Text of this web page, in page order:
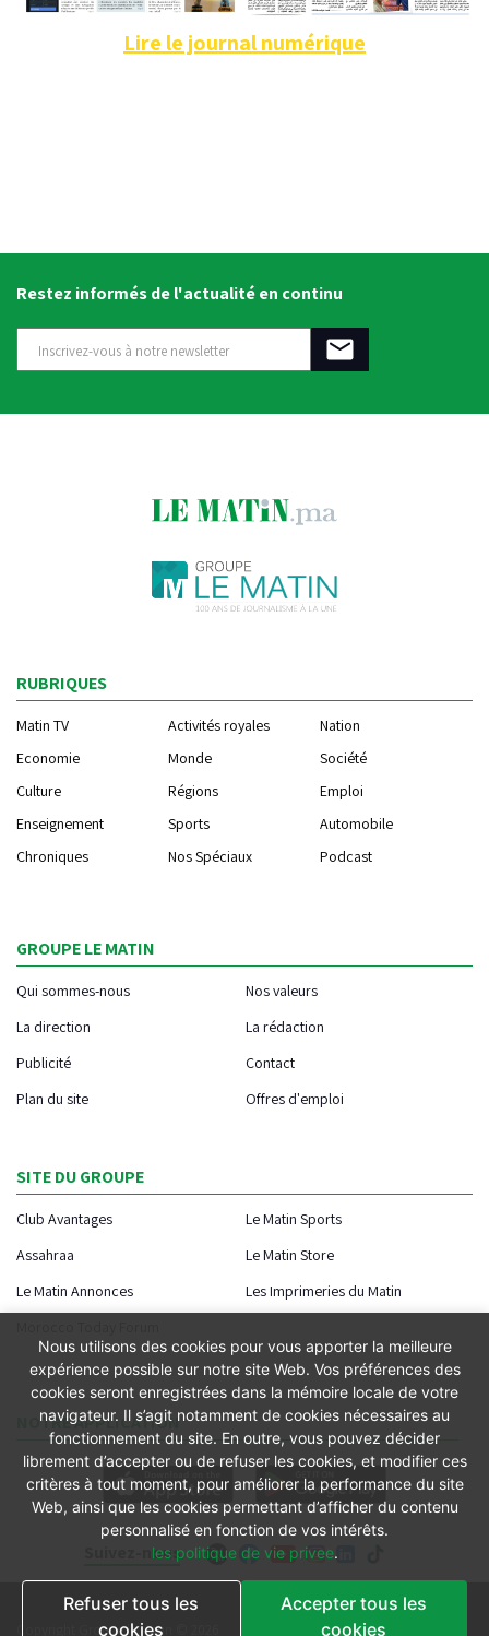
Lire le journal numérique
Restez informés de l'actualité en continu
Suivez-nous
RUBRIQUES
Matin TV Activités royales
Nation
Economie
Monde
Société
Culture
Régions
Emploi
Enseignement
Sports
Automobile
Chroniques
Nos Spéciaux Podcast
GROUPE LE MATIN
Qui sommes-nous
Nos valeurs
La direction
La rédaction
Publicité
Contact
Plan du site
Offres d'emploi
SITE DU GROUPE
Club Avantages
Le Matin Sports
Assahraa
Le Matin Store
Le Matin Annonces
Les Imprimeries du Matin
NOTRE APPLICATION
Copyright Groupe le Matin © 2026
Conditions générales
Nous utilisons des cookies pour vous apporter la meilleure
expérience possible sur notre site Web. Vos préférences des
cookies seront enregistrées dans la mémoire locale de votre
navigateur. Il s’agit notamment de cookies nécessaires au
fonctionnement du site. En outre, vous pouvez décider
librement d’accepter ou de refuser les cookies, et modifier ces
critères à tout moment, pour améliorer la performance du site
Web, ainsi que les cookies permettant d’afficher du contenu
personnalisé en fonction de vos intérêts.
les politique de vie privee.
Refuser tous les
cookies
Accepter tous les
cookies